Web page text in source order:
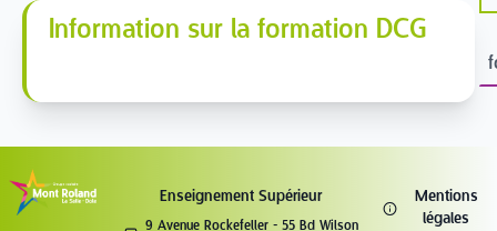
Information sur la formation DCG
Enseignement Supérieur
9 Avenue Rockefeller - 55 Bd Wilson
Mentions
légales